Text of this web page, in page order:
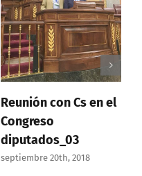
Reunión con Cs en el
Congreso
diputados_03
septiembre 20th, 2018